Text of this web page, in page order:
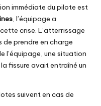
immédiate du pilote est
, l’équipage a
crise. L’atterrissage
de prendre en charge
l’équipage, une situation
fissure avait entraîné un
suivent en cas de